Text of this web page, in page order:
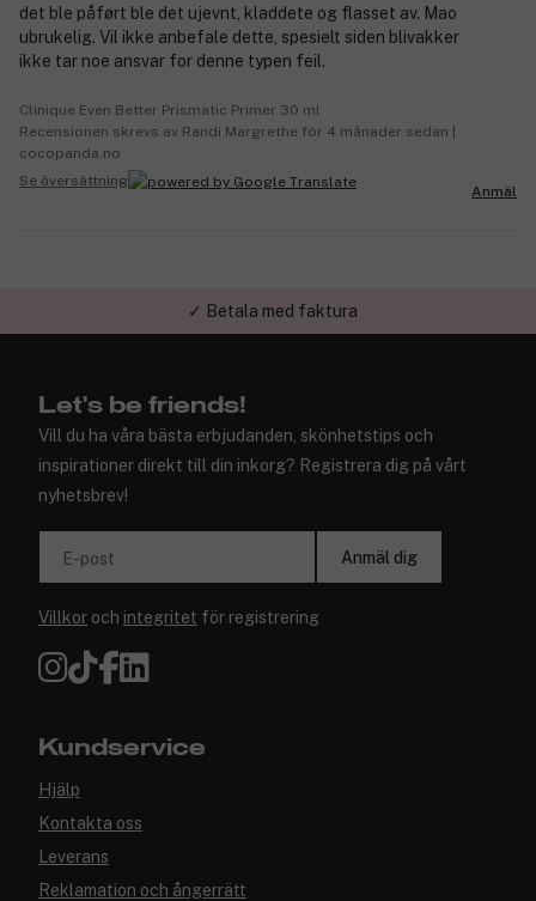
det ble påført ble det ujevnt, kladdete og flasset av. Mao
ubrukelig. Vil ikke anbefale dette, spesielt siden blivakker
ikke tar noe ansvar for denne typen feil.
Clinique Even Better Prismatic Primer 30 ml
Recensionen skrevs av Randi Margrethe för 4 månader sedan |
cocopanda.no
Se översättning
Anmäl
✓ Trygg E-handel
Let's be friends!
Vill du ha våra bästa erbjudanden, skönhetstips och
inspirationer direkt till din inkorg? Registrera dig på vårt
nyhetsbrev!
E-post Anmäl dig
Villkor och integritet för registrering
Kundservice
Hjälp
Kontakta oss
Leverans
Reklamation och ångerrätt